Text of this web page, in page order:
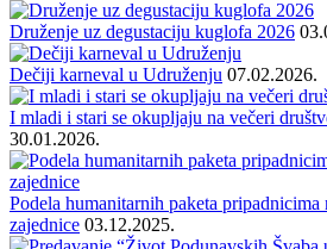
Druženje uz degustaciju kuglofa 2026
Dečiji karneval u Udruženju 07.02.2026.
I mladi i stari se okupljaju na večeri
30.01.2026.
Podela humanitarnih paketa pripadnicima
zajednice 03.12.2025.